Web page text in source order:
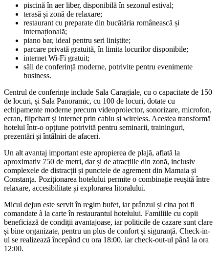
piscină în aer liber, disponibilă în sezonul estival;
terasă și zonă de relaxare;
restaurant cu preparate din bucătăria românească și
internațională;
piano bar, ideal pentru seri liniștite;
parcare privată gratuită, în limita locurilor disponibile;
internet Wi‑Fi gratuit;
săli de conferință moderne, potrivite pentru evenimente
business.
Centrul de conferințe include Sala Caragiale, cu o capacitate de 150
de locuri, și Sala Panoramic, cu 100 de locuri, dotate cu
echipamente moderne precum videoproiector, sonorizare, microfon,
ecran, flipchart și internet prin cablu și wireless. Acestea transformă
hotelul într-o opțiune potrivită pentru seminarii, traininguri,
prezentări și întâlniri de afaceri.
Un alt avantaj important este apropierea de plajă, aflată la
aproximativ 750 de metri, dar și de atracțiile din zonă, inclusiv
complexele de distracții și punctele de agrement din Mamaia și
Constanța. Poziționarea hotelului permite o combinație reușită între
relaxare, accesibilitate și explorarea litoralului.
Micul dejun este servit în regim bufet, iar prânzul și cina pot fi
comandate à la carte în restaurantul hotelului. Familiile cu copii
beneficiază de condiții avantajoase, iar politicile de cazare sunt clare
și bine organizate, pentru un plus de confort și siguranță. Check-in-
ul se realizează începând cu ora 18:00, iar check-out-ul până la ora
12:00.